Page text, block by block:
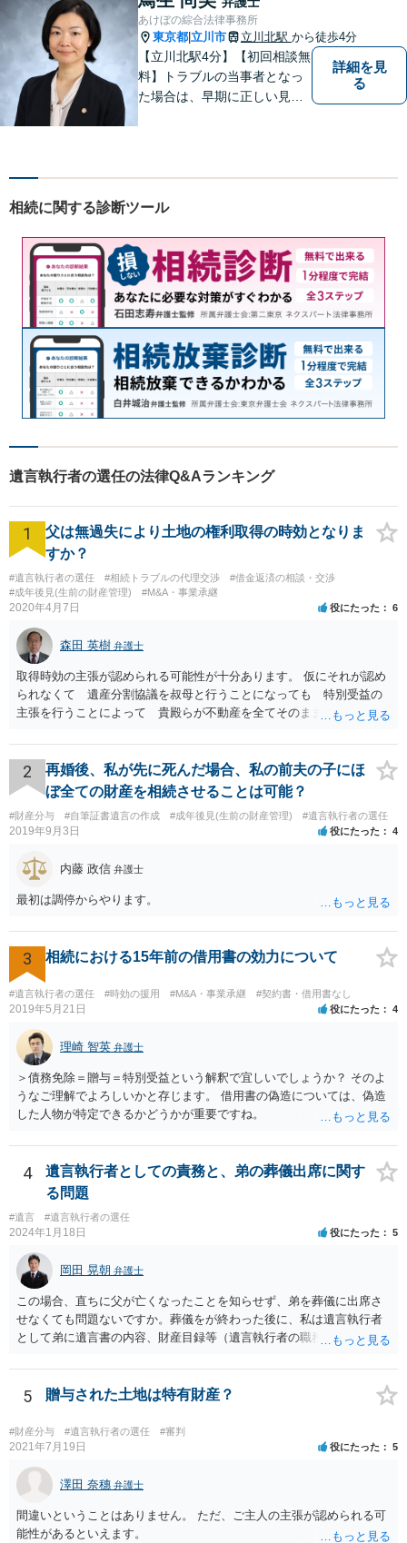
あけぼの綜合法律事務所
東京都 立川市 立川北駅 から徒歩4分
【立川北駅4分】【初回相談無
料】トラブルの当事者となっ
た場合は、早期に正しい見通
要な準備です。お困りの方は
詳細を見
る
相続に関する診断ツール
遺言執行者の選任の法律Q&Aランキング
1
父は無過失により土地の権利取得の時効となりま
すか？
#遺言執行者の選任 #相続トラブルの代理交渉
#借金返済の相談・交渉
#成年後見(生前の財産管理)
#M&A・事業承継
2020年4月7日 役にたった 6
森田 英樹 弁護士
取得時効の主張が認められる可能性が十分あります。 仮にそれが認め
られなくて 遺産分割協議を叔母と行うことになっても 特別受益の
主張を行うことによって 貴殿らが不動産を全てそのまま取得できる
2
再婚後、私が先に死んだ場合、私の前夫の子にほ
ぼ全ての財産を相続させることは可能？
#財産分与 #自筆証書遺言の作成 #成年後見(生前の財産管理) #遺言執行者の選任
2019年9月3日 役にたった 4
内藤 政信 弁護士
最初は調停からやります。
3 相続における15年前の借用書の効力について
#遺言執行者の選任 #時効の援用 #M&A・事業承継 #契約書・借用書なし
2019年5月21日 役にたった 4
理崎 智英 弁護士
＞債務免除＝贈与＝特別受益という解釈で宜しいでしょうか？ そのよ
うなご理解でよろしいかと存じます。 借用書の偽造については、偽造
した人物が特定できるかどうかが重要ですね。
4
遺言執行者としての責務と、弟の葬儀出席に関す
る問題
#遺言 #遺言執行者の選任
2024年1月18日 役にたった 5
岡田 晃朝 弁護士
この場合、直ちに父が亡くなったことを知らせず、弟を葬儀に出席さ
せなくても問題ないですか。葬儀をが終わった後に、私は遺言執行者
として弟に遺言書の内容、財産目録等（遺言執行者の職務）を知らせ
るかは喪主の自由です。 呼ばなくてもかまいません。 そもそも、そう
いう法律関係にありません。 遺言の内容と遺産の総額の通知、公正証
で、対応しましょう。 そのあとは遺留分の請求などがあればそれへの
対応となるでしょう。
5 贈与された土地は特有財産？
#財産分与 #遺言執行者の選任 #審判
2021年7月19日 役にたった 5
澤田 奈穗 弁護士
間違いということはありません。 ただ、ご主人の主張が認められる可
能性があるといえます。